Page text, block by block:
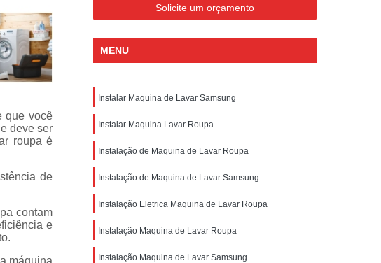
Tecnica Ar Condicionado Tipo Portatil
Tecnica de Ar Condicionado Portatil
de Ar Condicionado Portatil Philco
Tecnica em Ar Condicionado Portatil
Portatil
Assistencia Tecnica de Geladeira
Electrolux
Assistencia Tecnica Electrolux Geladeira
Assistencia Tecnica Geladeira Electrolux
Geladeira
Electrolux Assistencia Tecnica Geladeira
Tecnica
Electrolux
Assistencia Tecnica Electrolux Refrigerador
que você
deve ser
roupa é
de
contam
e
máquina
Solicite um orçamento
MENU
Instalar Maquina de Lavar Samsung
Instalar Maquina Lavar Roupa
Instalação de Maquina de Lavar Roupa
Instalação de Maquina de Lavar Samsung
Instalação Eletrica Maquina de Lavar Roupa
Instalação Maquina de Lavar Roupa
Instalação Maquina de Lavar Samsung